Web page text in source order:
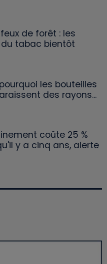
de forêt : les
tabac bientôt
les bouteilles
des rayons...
coûte 25 %
y a cinq ans, alerte